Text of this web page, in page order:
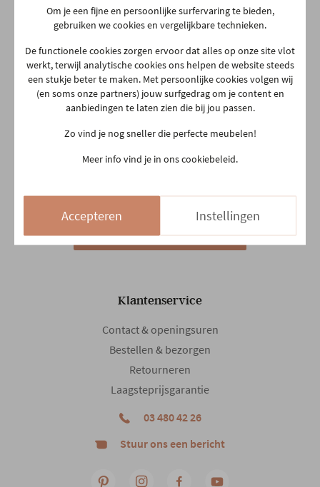
Aantal colli's 1
Gewicht 19.8 kg
03 480 42 26
info@gerowonen.be
Ma
10:00 - 18:30
Di
10:00 - 18:30
Woe
10:00 - 18:30
Zo
Klantenservice
Contact & openingsuren
Bestellen & bezorgen
Retourneren
Laagsteprijsgarantie
03 480 42 26
Stuur ons een bericht
Om je een fijne en persoonlijke surfervaring te bieden,
gebruiken we cookies en vergelijkbare technieken.
De functionele cookies zorgen ervoor dat alles op onze site vlot
werkt, terwijl analytische cookies ons helpen de website steeds
een stukje beter te maken. Met persoonlijke cookies volgen wij
(en soms onze partners) jouw surfgedrag om je content en
aanbiedingen te laten zien die bij jou passen.
Zo vind je nog sneller die perfecte meubelen!
Meer info vind je in ons cookiebeleid.
Accepteren Instellingen